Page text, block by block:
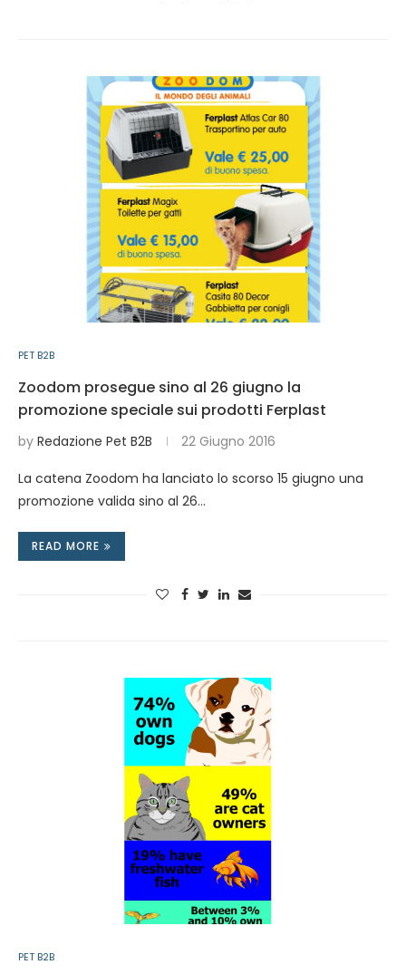
PET B2B
Zoodom prosegue sino al 26 giugno la
promozione speciale sui prodotti Ferplast
by Redazione Pet B2B 22 Giugno 2016
La catena Zoodom ha lanciato lo scorso 15 giugno una
promozione valida sino al 26…
READ MORE
PET B2B